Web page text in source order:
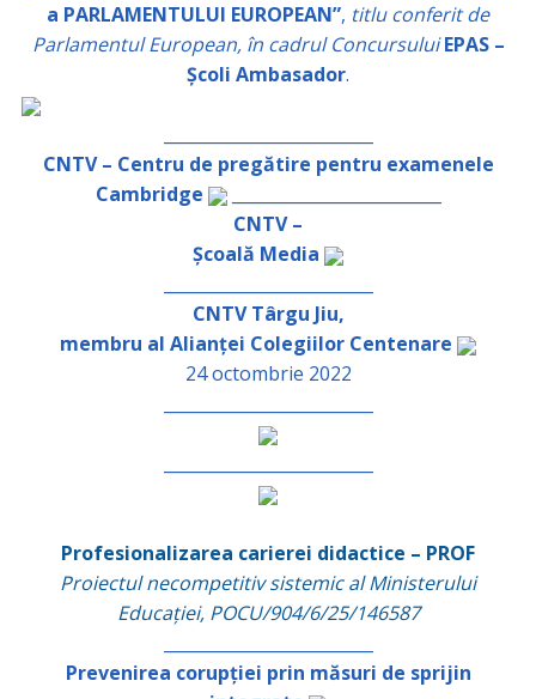
a PARLAMENTULUI EUROPEAN”, titlu conferit de
Parlamentul European, în cadrul Concursului EPAS –
Școli Ambasador.
CNTV – Centru de pregătire pentru examenele
Cambridge
_________________________
CNTV –
Școală Media
CNTV Târgu Jiu,
membru al Alianței Colegiilor Centenare
24 octombrie 2022
Profesionalizarea carierei didactice – PROF
Proiectul necompetitiv sistemic al Ministerului
Educației, POCU/904/6/25/146587
Prevenirea corupției prin măsuri de sprijin